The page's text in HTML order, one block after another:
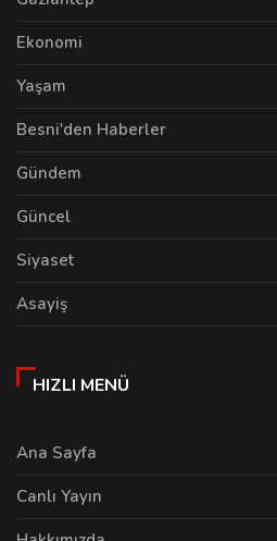
Ekonomi
Yaşam
Besni'den Haberler
Gündem
Güncel
Siyaset
Asayiş
HIZLI MENÜ
Ana Sayfa
Canlı Yayın